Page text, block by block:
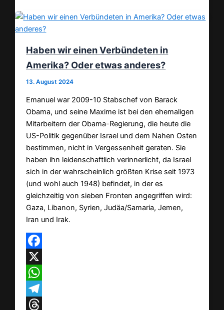
Haben wir einen Verbündeten in
Amerika? Oder etwas anderes?
13. August 2024
Emanuel war 2009-10 Stabschef von Barack
Obama, und seine Maxime ist bei den ehemaligen
Mitarbeitern der Obama-Regierung, die heute die
US-Politik gegenüber Israel und dem Nahen Osten
bestimmen, nicht in Vergessenheit geraten. Sie
haben ihn leidenschaftlich verinnerlicht, da Israel
sich in der wahrscheinlich größten Krise seit 1973
(und wohl auch 1948) befindet, in der es
gleichzeitig von sieben Fronten angegriffen wird:
Gaza, Libanon, Syrien, Judäa/Samaria, Jemen,
Iran und Irak.
Facebook
X
WhatsApp
Telegram